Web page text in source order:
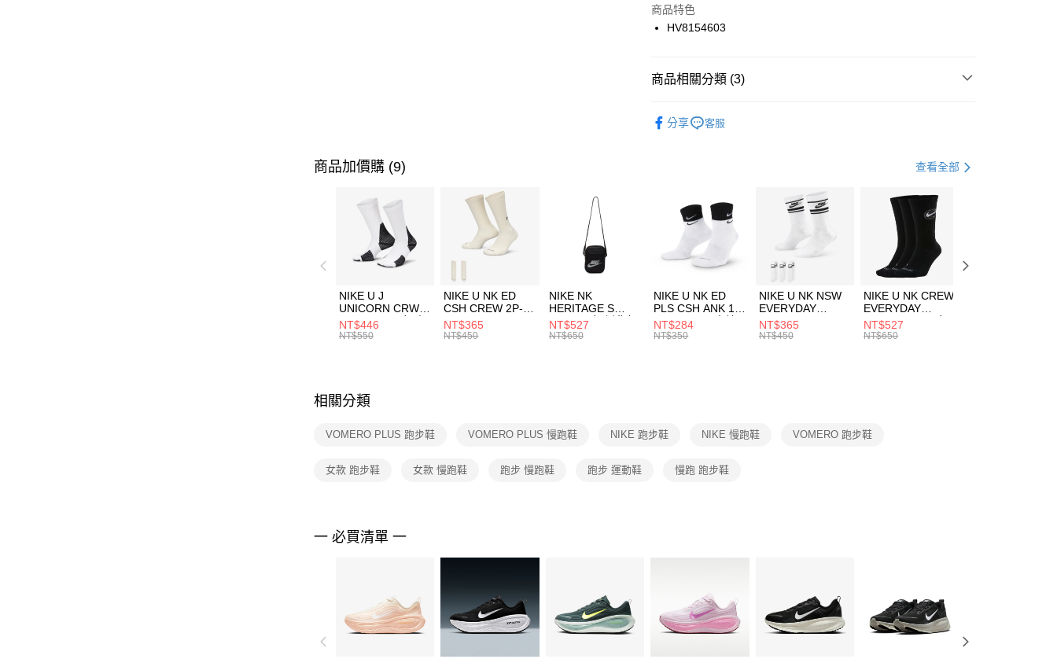
上海商業儲蓄銀行
國泰世華商業銀行
聯邦商業銀行
台新國際商業銀行
Apple Pay
【關於「AFTEE先享後付」】
３．安心：先確認商品／服務後，再付款。
【「AFTEE先享後付」結帳流程】
１．於結帳方式選擇「AFTEE先享後付」後，將跳轉至「AFTEE先享後
付」結帳頁面，進行簡訊認證並確認金額後，即可完成結帳。
２．訂單成立數日內，您將收到繳費通知簡訊。
３．收到繳費通知簡訊後14天內，點擊此簡訊中的連結，可透過四大超商
／ATM／網路銀行／等多元方式進行付款，方視為交易完成。
※ 請注意：結帳手續完成當下不需立刻繳費，但若您需要取消訂單，請聯
絡購買商品的店家。未經商家同意取消之訂單仍視為有效，需透過AFTEE
先享後付繳納相關費用。
１．透過由恩沛科技股份有限公司提供之「AFTEE先享後付」服務完成之
交易，需依本服務之必要範圍內提供個人資料，並將交易相關給付款項請
２．關於個人資料處理事宜，請瀏覽以下網址：
形，恩沛科技股份有限公司將有權停止該用戶之使用額度並採取法律行
動。
每筆NT$100，滿NT$1,500(含以上)免運費
每筆NT$100，滿NT$1,500(含以上)免運費
付款後門市自取
每筆NT$100，滿NT$1,500(含以上)免運費
商品特色
HV8154603
商品相關分類 (3)
分享 客服
商品加價購 (9) 查看全部
NIKE U J
UNICORN CRW
1PR -160 男女 中
統襪 FZ3393100
NT$446
NT$550
NIKE U NK ED
CSH CREW 2P-
144 EMBRDY 男
女 短統襪
NT$365
NT$450
NIKE NK
HERITAGE S
SMIT 男女 側背包
BA5871010
NT$527
NT$650
NIKE U NK ED
PLS CSH ANK 1P
144 DBL 男 中統
襪 DH4058104
NT$284
NT$350
NIKE U NK NSW
EVERYDAY
ESSENTIAL CR
男女 短統襪
NT$365
NT$450
NIKE U NK CREW
EVERYDAY
BBALL 3PR 男女
長統襪
NT$527
NT$650
相關分類
VOMERO PLUS 跑步鞋 VOMERO PLUS 慢跑鞋 NIKE 跑步鞋 NIKE 慢跑鞋 VOMERO 跑步鞋
女款 跑步鞋 女款 慢跑鞋 跑步 慢跑鞋 跑步 運動鞋 慢跑 跑步鞋
一 必買清單 一